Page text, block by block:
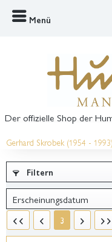
Menü
Der offizielle Shop der
Gerhard Skrobek (1954 - 1993)
Filtern
3